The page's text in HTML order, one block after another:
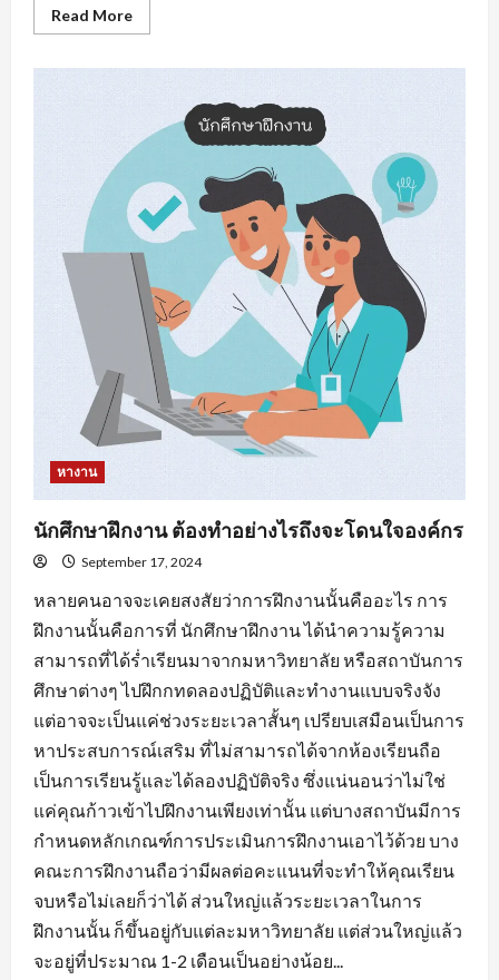
Read MoreRead
more
ยม
ความ
รับมือ
การ
หา
งาน
หางาน
นักศึกษาฝึกงาน ต้องทำอย่างไรถึงจะโดนใจองค์กร
September 17, 2024
หลายคนอาจจะเคยสงสัยว่าการฝึกงานนั้นคืออะไร การ
ฝึกงานนั้นคือการที่ นักศึกษาฝึกงาน ได้นำความรู้ความ
สามารถที่ได้ร่ำเรียนมาจากมหาวิทยาลัย หรือสถาบันการ
ศึกษาต่างๆ ไปฝึกกทดลองปฏิบัติและทำงานแบบจริงจัง
แต่อาจจะเป็นแค่ช่วงระยะเวลาสั้นๆ เปรียบเสมือนเป็นการ
หาประสบการณ์เสริม ที่ไม่สามารถได้จากห้องเรียนถือ
เป็นการเรียนรู้และได้ลองปฏิบัติจริง ซึ่งแน่นอนว่าไม่ใช่
แค่คุณก้าวเข้าไปฝึกงานเพียงเท่านั้น แต่บางสถาบันมีการ
กำหนดหลักเกณฑ์การประเมินการฝึกงานเอาไว้ด้วย บาง
คณะการฝึกงานถือว่ามีผลต่อคะแนนที่จะทำให้คุณเรียน
จบหรือไม่เลยก็ว่าได้ ส่วนใหญ่แล้วระยะเวลาในการ
ฝึกงานนั้น ก็ขึ้นอยู่กับแต่ละมหาวิทยาลัย แต่ส่วนใหญ่แล้ว
จะอยู่ที่ประมาณ 1-2 เดือนเป็นอย่างน้อย...